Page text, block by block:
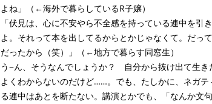
よね」（←海外で暮らしているR子嬢）
「伏見は、心に不安やら不全感を持っている連中を引
よ。それって本を出してるからとかじゃなくて。だっ
だったから（笑）」（←地方で暮らす同窓生）
う−ん、そうなんでしょうか？ 自分から抜け出て生き
よくわからないのだけど……。でも、たしかに、ネガテ
る連中はあとを断たない。講演とかでも、「なんか文